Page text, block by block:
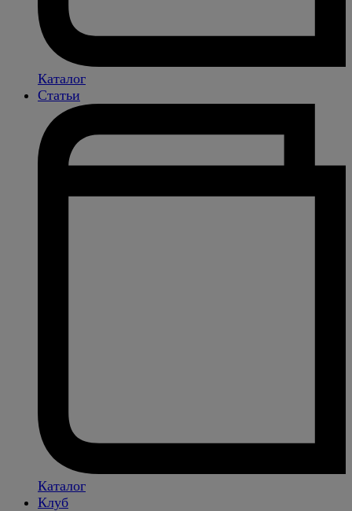
Каталог
Статьи
Каталог
Клуб